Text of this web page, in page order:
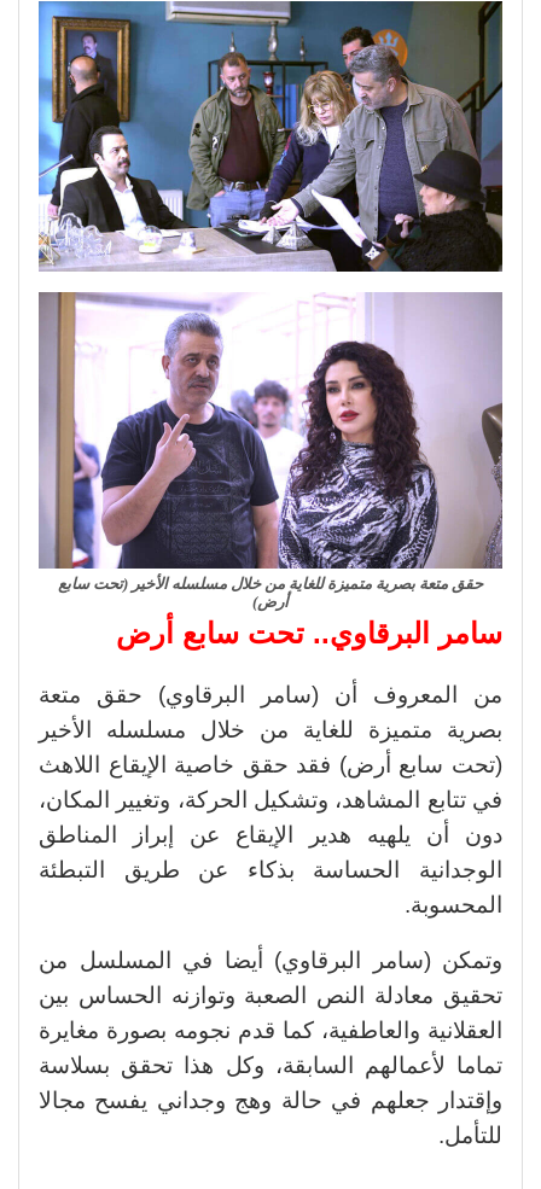
حقق متعة بصرية متميزة للغاية من خلال مسلسله الأخير (تحت سابع
أرض)
سامر البرقاوي.. تحت سابع أرض
من المعروف أن (سامر البرقاوي) حقق متعة
بصرية متميزة للغاية من خلال مسلسله الأخير
(تحت سابع أرض) فقد حقق خاصية الإيقاع اللاهث
في تتابع المشاهد، وتشكيل الحركة، وتغيير المكان،
دون أن يلهيه هدير الإيقاع عن إبراز المناطق
الوجدانية الحساسة بذكاء عن طريق التبطئة
المحسوبة.
وتمكن (سامر البرقاوي) أيضا في المسلسل من
تحقيق معادلة النص الصعبة وتوازنه الحساس بين
العقلانية والعاطفية، كما قدم نجومه بصورة مغايرة
تماما لأعمالهم السابقة، وكل هذا تحقق بسلاسة
وإقتدار جعلهم في حالة وهج وجداني يفسح مجالا
للتأمل.